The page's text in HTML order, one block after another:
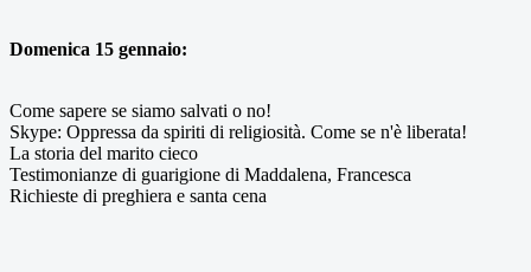
Domenica 15 gennaio:
Come sapere se siamo salvati o no!
Skype: Oppressa da spiriti di religiosità. Come se n'è liberata!
La storia del marito cieco
Testimonianze di guarigione di Maddalena, Francesca
Richieste di preghiera e santa cena